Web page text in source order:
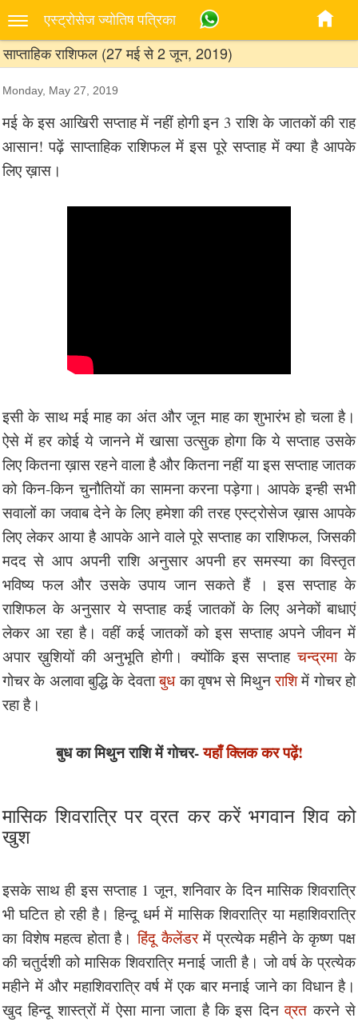
एस्‍ट्रोसेज ज्‍योतिष पत्रिका
साप्ताहिक राशिफल (27 मई से 2 जून, 2019)
Monday, May 27, 2019
मई के इस आखिरी सप्ताह में नहीं होगी इन 3 राशि के जातकों की राह
आसान! पढ़ें साप्ताहिक राशिफल में इस पूरे सप्ताह में क्या है आपके
लिए ख़ास।
इसी के साथ मई माह का अंत और जून माह का शुभारंभ हो चला है।
ऐसे में हर कोई ये जानने में खासा उत्सुक होगा कि ये सप्ताह उसके
लिए कितना ख़ास रहने वाला है और कितना नहीं या इस सप्ताह जातक
को किन-किन चुनौतियों का सामना करना पड़ेगा। आपके इन्ही सभी
सवालों का जवाब देने के लिए हमेशा की तरह एस्ट्रोसेज ख़ास आपके
लिए लेकर आया है आपके आने वाले पूरे सप्ताह का राशिफल, जिसकी
मदद से आप अपनी राशि अनुसार अपनी हर समस्या का विस्तृत
भविष्य फल और उसके उपाय जान सकते हैं । इस सप्ताह के
राशिफल के अनुसार ये सप्ताह कई जातकों के लिए अनेकों बाधाएं
लेकर आ रहा है। वहीं कई जातकों को इस सप्ताह अपने जीवन में
अपार ख़ुशियों की अनुभूति होगी। क्योंकि इस सप्ताहचन्द्रमाके
गोचर के अलावा बुद्धि के देवताबुधका वृषभ से मिथुनराशिमें गोचर हो
रहा है।
बुध का मिथुन राशि में गोचर-यहाँ क्लिक कर पढ़ें!
मासिक शिवरात्रि पर व्रत कर करें भगवान शिव को
खुश
इसके साथ ही इस सप्ताह 1 जून, शनिवार के दिन मासिक शिवरात्रि
भी घटित हो रही है। हिन्दू धर्म में मासिक शिवरात्रि या महाशिवरात्रि
का विशेष महत्व होता है।हिंदू कैलेंडरमें प्रत्येक महीने के कृष्ण पक्ष
की चतुर्दशी को मासिक शिवरात्रि मनाई जाती है। जो वर्ष के प्रत्येक
महीने में और महाशिवरात्रि वर्ष में एक बार मनाई जाने का विधान है।
खुद हिन्दू शास्त्रों में ऐसा माना जाता है कि इस दिनव्रत करने से